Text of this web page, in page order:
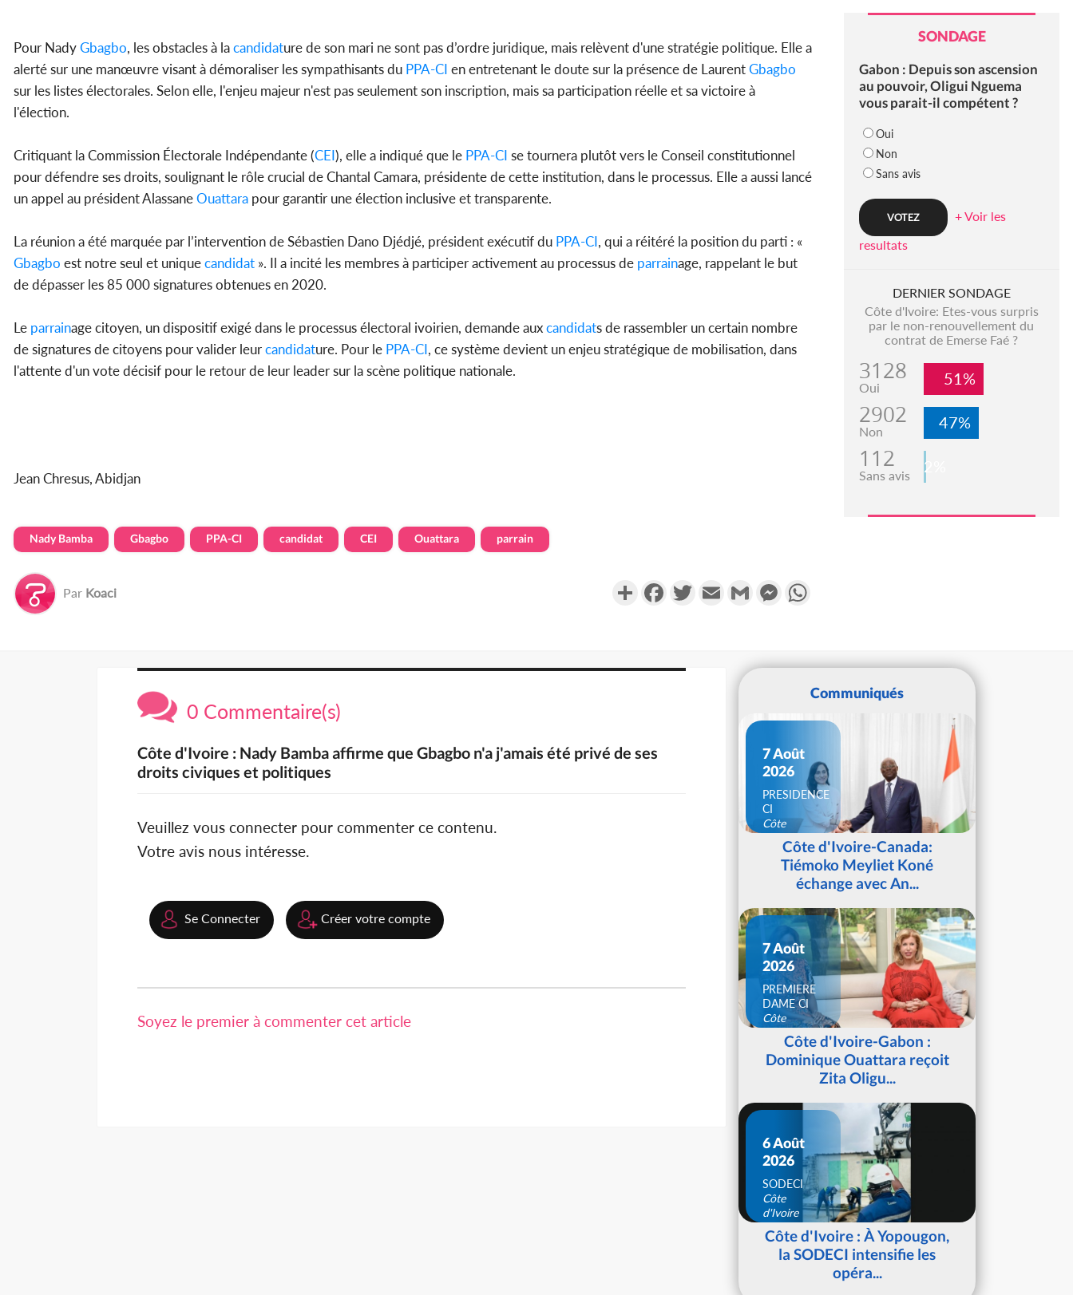
Pour NadyGbagbo, les obstacles à lacandidature de son mari ne sont pas d’ordre juridique, mais relèvent d'une stratégie politique. Elle a
alerté sur une manœuvre visant à démoraliser les sympathisants du PPA-CI en entretenant le doute sur la présence de LaurentGbagbo
sur les listes électorales. Selon elle, l'enjeu majeur n'est pas seulement son inscription, mais sa participation réelle et sa victoire à
l'élection.
Critiquant la Commission Électorale Indépendante (CEI), elle a indiqué que le PPA-CI se tournera plutôt vers le Conseil constitutionnel
pour défendre ses droits, soulignant le rôle crucial de Chantal Camara, présidente de cette institution, dans le processus. Elle a aussi lancé
un appel au président AlassaneOuattara pour garantir une élection inclusive et transparente.
La réunion a été marquée par l’intervention de Sébastien Dano Djédjé, président exécutif du PPA-CI, qui a réitéré la position du parti : «
Gbagbo est notre seul et uniquecandidat ». Il a incité les membres à participer activement au processus de parrainage, rappelant le but
de dépasser les 85 000 signatures obtenues en 2020.
Le parrainage citoyen, un dispositif exigé dans le processus électoral ivoirien, demande auxcandidats de rassembler un certain nombre
de signatures de citoyens pour valider leurcandidature. Pour le PPA-CI, ce système devient un enjeu stratégique de mobilisation, dans
l'attente d'un vote décisif pour le retour de leur leader sur la scène politique nationale.
Jean Chresus, Abidjan
Nady Bamba Gbagbo PPA-CI candidat CEI Ouattara parrain
Par Koaci PartagerFacebookTwitterEmail Gmail Messenger
SONDAGE
Gabon : Depuis son ascension
au pouvoir, Oligui Nguema
vous parait-il compétent ?
Oui
Non
Sans avis
+ Voir les
resultats
DERNIER SONDAGE
Côte d'Ivoire: Etes-vous surpris
par le non-renouvellement du
contrat de Emerse Faé ?
3128
Oui 51%
2902
Non 47%
112
Sans avis 2%
0 Commentaire(s)
Côte d'Ivoire : Nady Bamba affirme que Gbagbo n'a j'amais été privé de ses
droits civiques et politiques
Veuillez vous connecter pour commenter ce contenu.
Votre avis nous intéresse.
Se Connecter Créer votre compte
Soyez le premier à commenter cet article
Communiqués
7 Août
2026
PRESIDENCE
CI
Côte
d'IvoireCôte d'Ivoire-Canada:
Tiémoko Meyliet Koné
échange avec An...
7 Août
2026
PREMIERE
DAME CI
Côte
d'IvoireCôte d'Ivoire-Gabon :
Dominique Ouattara reçoit
Zita Oligu...
6 Août
2026
SODECI
Côte
d'Ivoire
Côte d'Ivoire : À Yopougon,
la SODECI intensifie les
opéra...